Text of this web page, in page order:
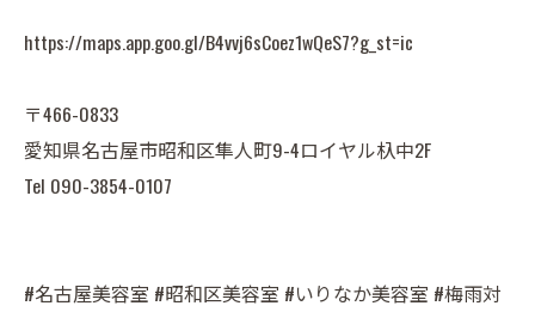
https://maps.app.goo.gl/B4vvj6sCoez1wQeS7?g_st=ic
〒466-0833
愛知県名古屋市昭和区隼人町9-4ロイヤル杁中2F
Tel 090-3854-0107
#名古屋美容室 #昭和区美容室 #いりなか美容室 #梅雨対